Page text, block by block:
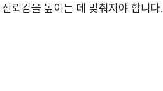
뢰감을 높이는 데 맞춰져야 합니다.